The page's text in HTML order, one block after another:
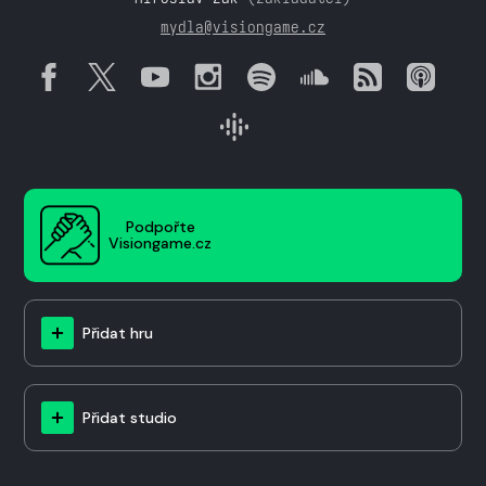
mydla@visiongame.cz
Podpořte
Visiongame.cz
Přidat hru
Přidat studio